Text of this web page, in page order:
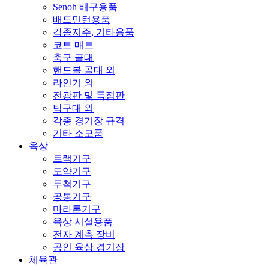
Senoh 배구용품
배드민턴용품
각종지주, 기타용품
코트 매트
축구 골대
핸드볼 골대 외
라인기 외
전광판 및 득점판
탁구대 외
각종 경기장 규격
기타 소모품
육상
트랙기구
도약기구
투척기구
공통기구
마라톤기구
육상 시설용품
전자 계측 장비
공인 육상 경기장
체육관